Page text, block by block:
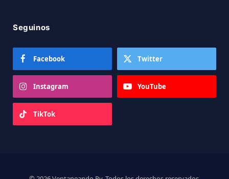
Seguinos
Facebook Twitter
Instagram YouTube
TikTok